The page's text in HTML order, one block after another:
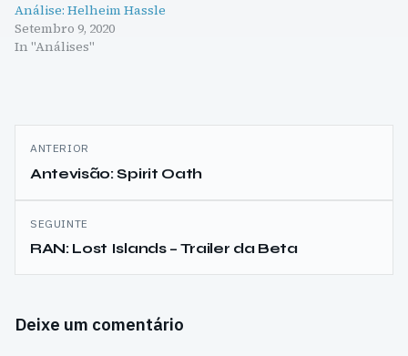
Análise: Helheim Hassle
Setembro 9, 2020
In "Análises"
Navegação
de
artigos
ANTERIOR
Antevisão: Spirit Oath
SEGUINTE
RAN: Lost Islands – Trailer da Beta
Deixe um comentário